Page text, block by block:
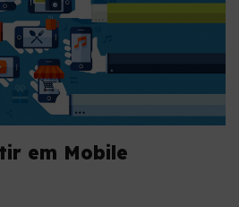
em Mobile